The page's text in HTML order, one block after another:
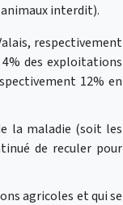
interdit).
respectivement
des exploitations
12% en
la maladie (soit les
de reculer pour
agricoles et qui se